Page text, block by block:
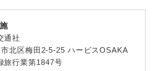
通社
北区梅田2-5-25 ハービスOSAKA
旅行業第1847号